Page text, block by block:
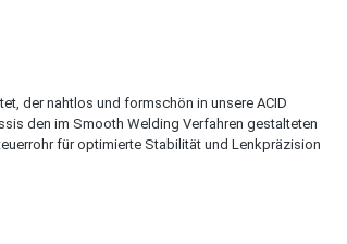
der nahtlos und formschön in unsere ACID
den im Smooth Welding Verfahren gestalteten
für optimierte Stabilität und Lenkpräzision